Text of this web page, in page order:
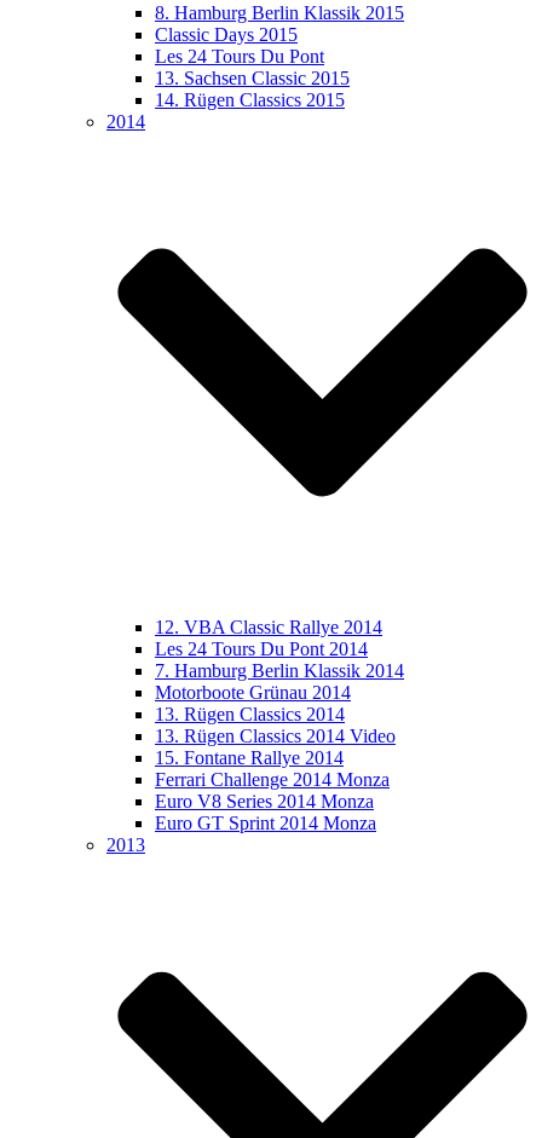
8. Hamburg Berlin Klassik 2015
Classic Days 2015
Les 24 Tours Du Pont
13. Sachsen Classic 2015
14. Rügen Classics 2015
2014
12. VBA Classic Rallye 2014
Les 24 Tours Du Pont 2014
7. Hamburg Berlin Klassik 2014
Motorboote Grünau 2014
13. Rügen Classics 2014
13. Rügen Classics 2014 Video
15. Fontane Rallye 2014
Ferrari Challenge 2014 Monza
Euro V8 Series 2014 Monza
Euro GT Sprint 2014 Monza
2013